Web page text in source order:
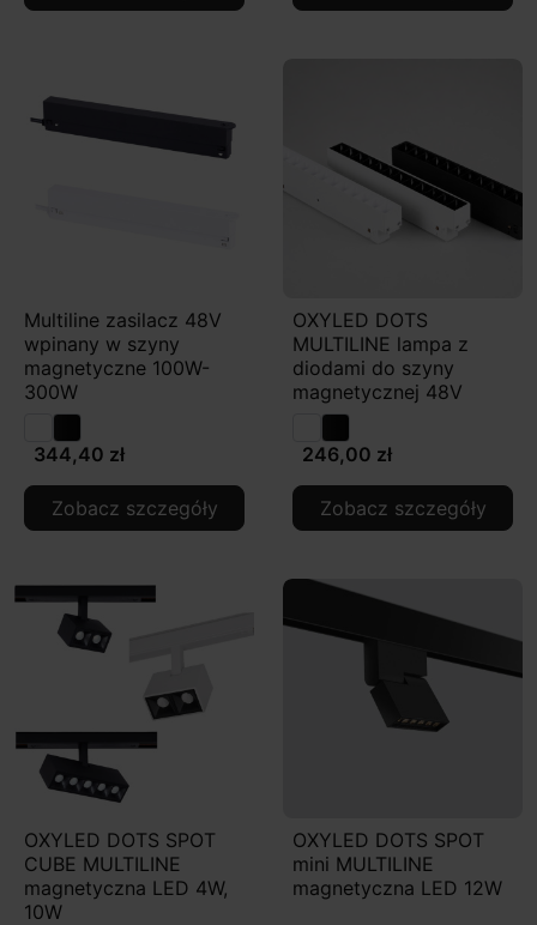
Multiline zasilacz 48V
wpinany w szyny
magnetyczne 100W-
300W
344,40 zł
Zobacz szczegóły
OXYLED DOTS
MULTILINE lampa z
diodami do szyny
magnetycznej 48V
246,00 zł
Zobacz szczegóły
OXYLED DOTS SPOT
CUBE MULTILINE
magnetyczna LED 4W,
10W
OXYLED DOTS SPOT
mini MULTILINE
magnetyczna LED 12W